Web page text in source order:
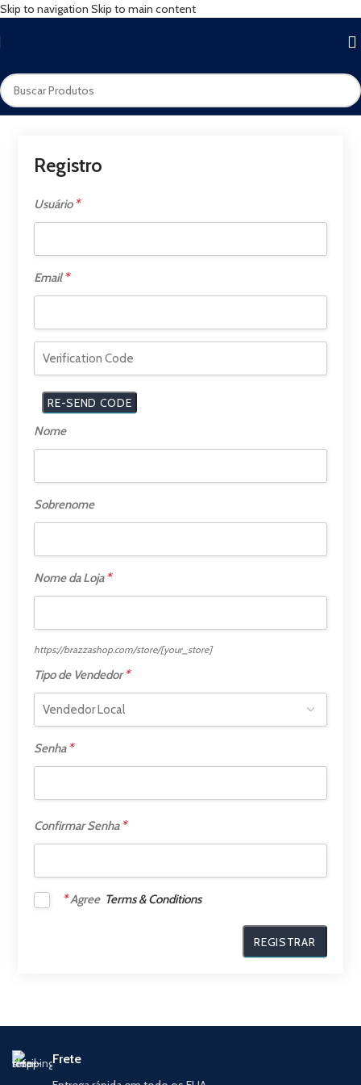
Skip to navigation Skip to main content
Registro
Usuário*
Email*
Nome
Sobrenome
Nome da Loja*
https://brazzashop.com/store/[your_store]
Tipo de Vendedor*
Senha*
Confirmar Senha*
*Agree Terms & Conditions
Frete